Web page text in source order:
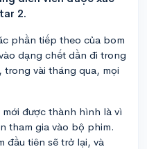
2.
phần tiếp theo của bom
dạng chết dần đi trong
vài tháng qua, mọi
được thành hình là vì
tham gia vào bộ phim.
đầu tiên sẽ trở lại, và